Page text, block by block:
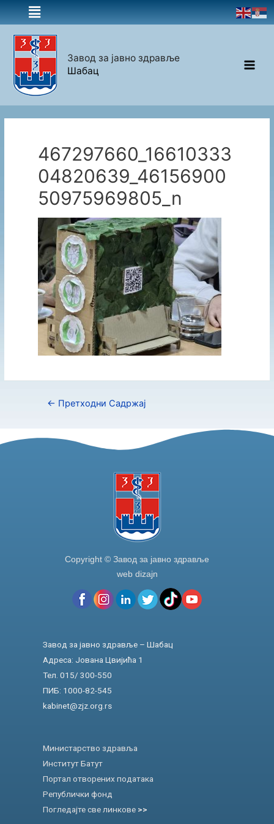
Завод за јавно здравље
Шабац
467297660_16610333
04820639_46156900
50975969805_n
← Претходни Садржај
Copyright © Завод за јавно здравље
web dizajn
Завод за јавно здравље – Шабац
Адреса: Јована Цвијића 1
Тел. 015/ 300-550
ПИБ: 1000-82-545
kabinet@zjz.org.rs
Министарство здравља
Институт Батут
Портал отворених података
Републички фонд
Погледајте све линкове >>